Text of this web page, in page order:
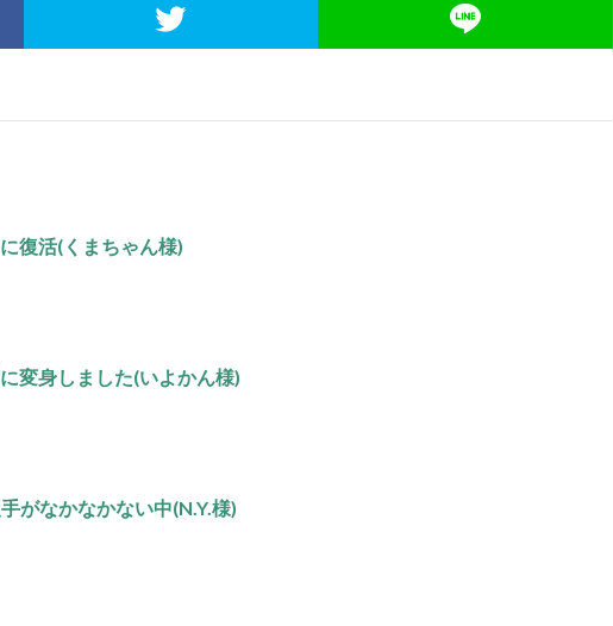
復活(くまちゃん様)
変身しました(いよかん様)
がなかなかない中(N.Y.様)